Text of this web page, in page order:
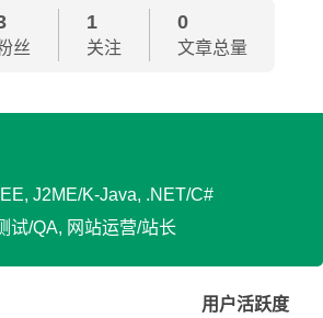
丝
1
关注
0
文章总量
J2ME/K-Java, .NET/C#
试/QA, 网站运营/站长
用户活跃度